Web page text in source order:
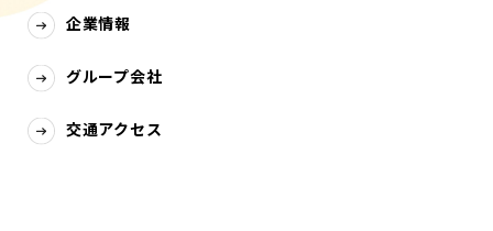
企業情報
グループ会社
交通アクセス